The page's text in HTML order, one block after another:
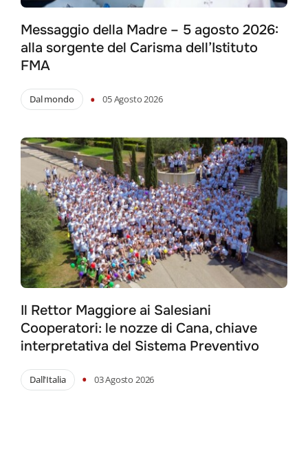
Messaggio della Madre – 5 agosto 2026:
alla sorgente del Carisma dell’Istituto
FMA
Dal mondo • 05 Agosto 2026
Il Rettor Maggiore ai Salesiani
Cooperatori: le nozze di Cana, chiave
interpretativa del Sistema Preventivo
Dall'Italia • 03 Agosto 2026